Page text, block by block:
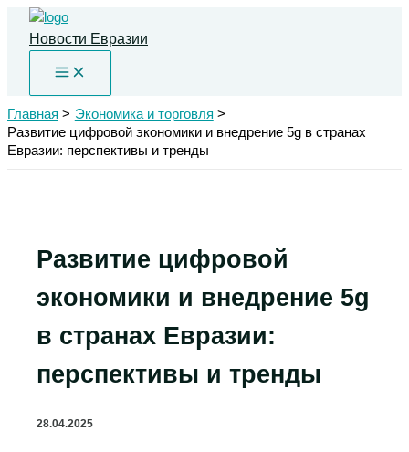
Перейти
содержимому
Новости Евразии
Главная
Экономика и торговля
Развитие цифровой экономики и внедрение 5g в странах
Евразии: перспективы и тренды
Развитие цифровой
экономики и внедрение 5g
в странах Евразии:
перспективы и тренды
28.04.2025